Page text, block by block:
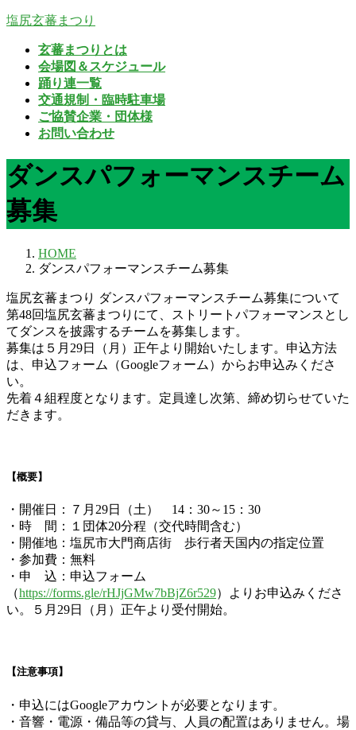
コ
プ
ナ
動
塩尻玄蕃まつり
玄蕃まつりとは
会場図＆スケジュール
踊り連一覧
交通規制・臨時駐車場
ご協賛企業・団体様
お問い合わせ
ダンスパフォーマンスチーム
募集
HOME
ダンスパフォーマンスチーム募集
塩尻玄蕃まつり ダンスパフォーマンスチーム募集について
第48回塩尻玄蕃まつりにて、ストリートパフォーマンスとし
てダンスを披露するチームを募集します。
募集は５月29日（月）正午より開始いたします。申込方法
は、申込フォーム（Googleフォーム）からお申込みくださ
い。
先着４組程度となります。定員達し次第、締め切らせていた
だきます。
【概要】
・開催日：７月29日（土） 14：30～15：30
・時 間：１団体20分程（交代時間含む）
・開催地：塩尻市大門商店街 歩行者天国内の指定位置
・参加費：無料
・申 込：申込フォーム
（https://forms.gle/rHJjGMw7bBjZ6r529）よりお申込みくださ
い。５月29日（月）正午より受付開始。
【注意事項】
・申込にはGoogleアカウントが必要となります。
・音響・電源・備品等の貸与、人員の配置はありません。場